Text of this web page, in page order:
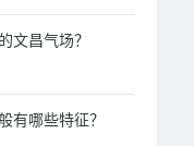
文昌气场？
有哪些特征？